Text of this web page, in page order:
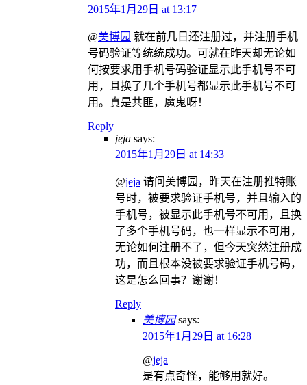
2015年1月29日 at 13:17
@美博园 就在前几日还注册过，并注册手机
号码验证等统统成功。可就在昨天却无论如
何按要求用手机号码验证显示此手机号不可
用，且换了几个手机号都显示此手机号不可
用。真是共匪，魔鬼呀！
Reply
jeja says:
2015年1月29日 at 14:33
@jeja 请问美博园，昨天在注册推特账
号时，被要求验证手机号，并且输入的
手机号，被显示此手机号不可用，且换
了多个手机号码，也一样显示不可用，
无论如何注册不了，但今天突然注册成
功，而且根本没被要求验证手机号码，
这是怎么回事？谢谢！
Reply
美博园 says:
2015年1月29日 at 16:28
@jeja
是有点奇怪，能够用就好。